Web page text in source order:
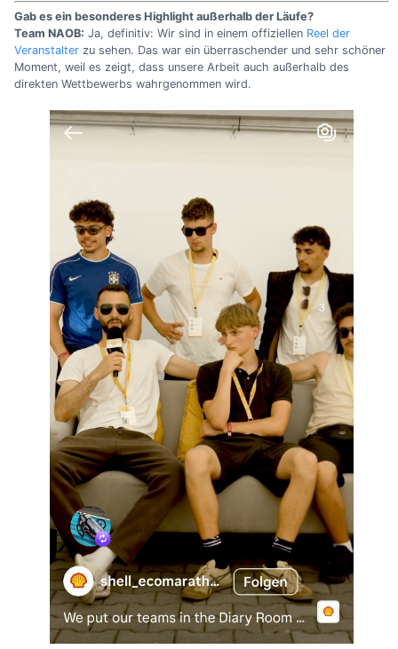
Gab es ein besonderes Highlight außerhalb der Läufe?
Team NAOB: Ja, definitiv: Wir sind in einem offiziellen Reel der
Veranstalter zu sehen. Das war ein überraschender und sehr schöner
Moment, weil es zeigt, dass unsere Arbeit auch außerhalb des
direkten Wettbewerbs wahrgenommen wird.